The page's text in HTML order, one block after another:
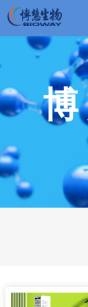
博